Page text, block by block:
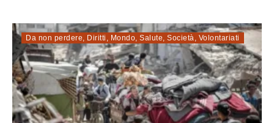
Da non perdere, Diritti , Mondo, Salute, Società, Volontariati